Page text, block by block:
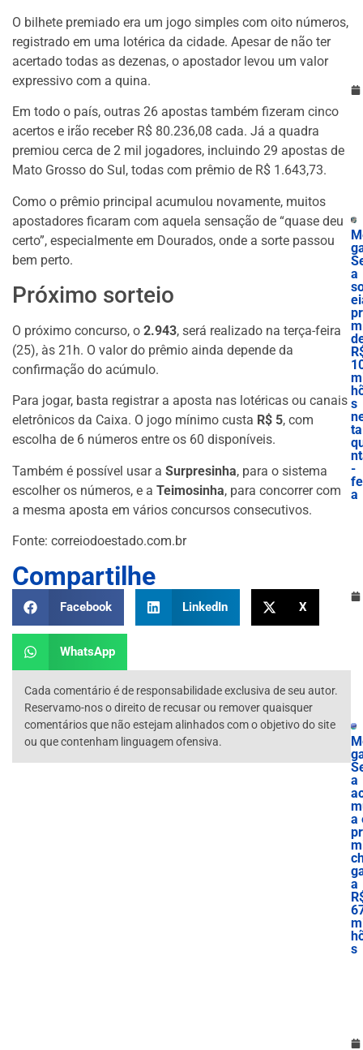
O bilhete premiado era um jogo simples com oito números,
registrado em uma lotérica da cidade. Apesar de não ter
acertado todas as dezenas, o apostador levou um valor
expressivo com a quina.
Em todo o país, outras 26 apostas também fizeram cinco
acertos e irão receber R$ 80.236,08 cada. Já a quadra
premiou cerca de 2 mil jogadores, incluindo 29 apostas de
Mato Grosso do Sul, todas com prêmio de R$ 1.643,73.
Como o prêmio principal acumulou novamente, muitos
apostadores ficaram com aquela sensação de “quase deu
certo”, especialmente em Dourados, onde a sorte passou
bem perto.
Próximo sorteio
O próximo concurso, o 2.943, será realizado na terça-feira
(25), às 21h. O valor do prêmio ainda depende da
confirmação do acúmulo.
Para jogar, basta registrar a aposta nas lotéricas ou canais
eletrônicos da Caixa. O jogo mínimo custa R$ 5, com
escolha de 6 números entre os 60 disponíveis.
Também é possível usar a Surpresinha, para o sistema
escolher os números, e a Teimosinha, para concorrer com
a mesma aposta em vários concursos consecutivos.
Fonte: correiodoestado.com.br
Compartilhe
Facebook LinkedIn X
WhatsApp
Cada comentário é de responsabilidade exclusiva de seu autor.
Reservamo-nos o direito de recusar ou remover quaisquer
comentários que não estejam alinhados com o objetivo do site
ou que contenham linguagem ofensiva.
a
s
ta
-
a
a
a
a
s